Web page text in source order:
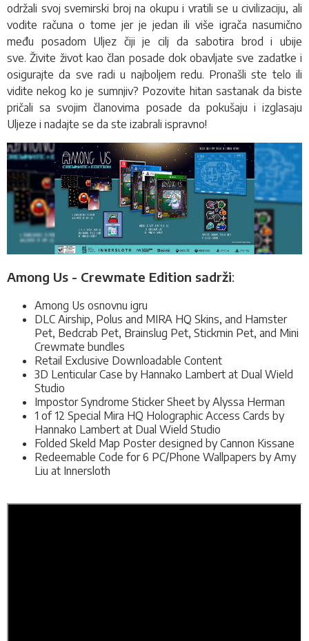
održali svoj svemirski broj na okupu i vratili se u civilizaciju, ali
vodite računa o tome jer je jedan ili više igrača nasumično
među posadom Uljez čiji je cilj da sabotira brod i ubije
sve. Živite život kao član posade dok obavljate sve zadatke i
osigurajte da sve radi u najboljem redu. Pronašli ste telo ili
vidite nekog ko je sumnjiv? Pozovite hitan sastanak da biste
pričali sa svojim članovima posade da pokušaju i izglasaju
Uljeze i nadajte se da ste izabrali ispravno!
Among Us - Crewmate Edition sadrži:
Among Us osnovnu igru
DLC Airship, Polus and MIRA HQ Skins, and Hamster
Pet, Bedcrab Pet, Brainslug Pet, Stickmin Pet, and Mini
Crewmate bundles
Retail Exclusive Downloadable Content
3D Lenticular Case by Hannako Lambert at Dual Wield
Studio
Impostor Syndrome Sticker Sheet by Alyssa Herman
1 of 12 Special Mira HQ Holographic Access Cards by
Hannako Lambert at Dual Wield Studio
Folded Skeld Map Poster designed by Cannon Kissane
Redeemable Code for 6 PC/Phone Wallpapers by Amy
Liu at Innersloth